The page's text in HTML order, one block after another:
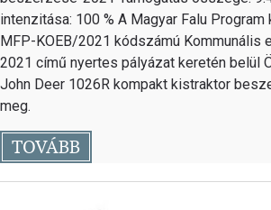
intenzitása: 100 % A Magyar Falu
MFP-KOEB/2021 kódszámú
2021 című nyertes pályázat keretén belül
John Deer 1026R kompakt kistraktor
meg.
TOVÁBB